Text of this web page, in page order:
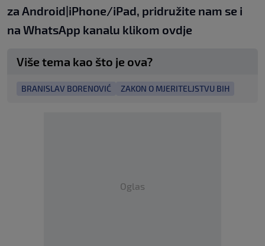
za Android|iPhone/iPad, pridružite nam se i
na WhatsApp kanalu klikom ovdje
Više tema kao što je ova?
BRANISLAV BORENOVIĆ ZAKON O MJERITELJSTVU BIH
Oglas